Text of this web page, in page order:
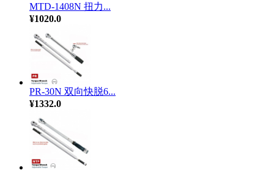
MTD-1408N 扭力...
¥1020.0
PR-30N 双向快脱6...
¥1332.0